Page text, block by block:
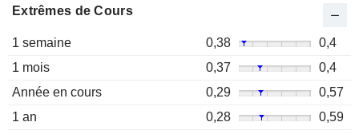
Extrêmes de Cours
1 semaine 0,38
0,4
1 mois
0,37
0,4
Année en cours
0,29
0,57
1 an
0,28
0,59